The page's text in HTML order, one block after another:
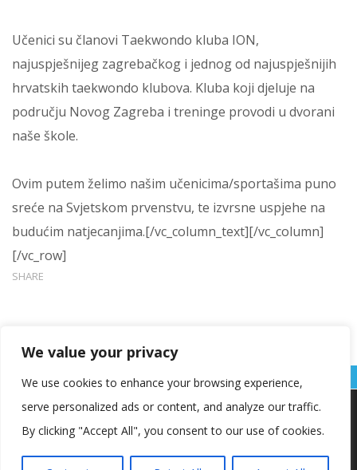
We value your privacy
We use cookies to enhance your browsing experience,
serve personalized ads or content, and analyze our traffic.
By clicking "Accept All", you consent to our use of cookies.
Učenici su članovi Taekwondo kluba ION,
najuspješnijeg zagrebačkog i jednog od najuspješnijih
hrvatskih taekwondo klubova. Kluba koji djeluje na
području Novog Zagreba i treninge provodi u dvorani
naše škole.
Ovim putem želimo našim učenicima/sportašima puno
sreće na Svjetskom prvenstvu, te izvrsne uspjehe na
budućim natjecanjima.[/vc_column_text][/vc_column]
[/vc_row]
SHARE
Koristimo kolačiće kako bismo vam pružili najbolje iskustvo na
našoj web stranici.
Informacije o kolačićima koje koristimo ili opcije za